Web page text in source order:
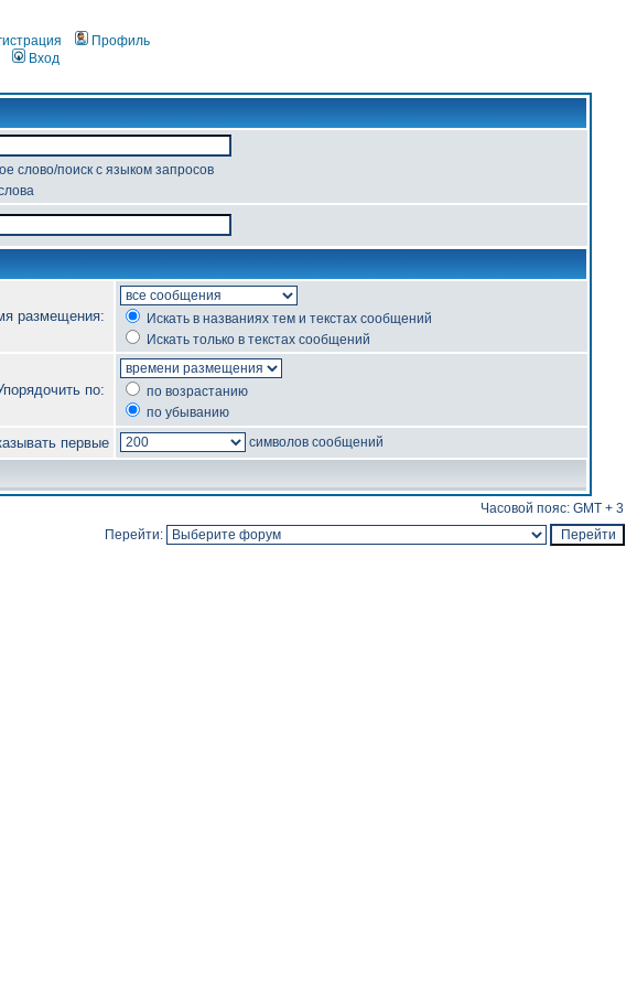
Профиль
Вход
слово/поиск с языком запросов
размещения:
Искать в названиях тем и текстах сообщений
Искать только в текстах сообщений
по:
по возрастанию
по убыванию
первые символов сообщений
Часовой пояс: GMT + 3
Перейти: